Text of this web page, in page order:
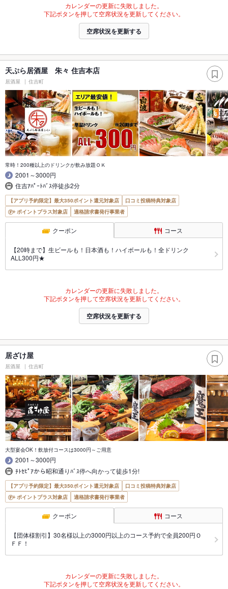
カレンダーの更新に失敗しました。
下記ボタンを押して空席状況を更新してください。
空席状況を更新する
天ぷら居酒屋 朱々 住吉本店
居酒屋 住吉町
常時！200種以上のドリンクが飲み放題ＯＫ
2001～3000円
住吉ｱﾊﾟｰﾄﾊﾞｽ停徒歩2分
【アプリ予約限定】最大350ポイント還元対象店
口コミ投稿特典対象店
ポイントプラス対象店
適格請求書発行事業者
クーポン コース
【20時まで】生ビールも！日本酒も！ハイボールも！全ドリンク
ALL300円★
カレンダーの更新に失敗しました。
下記ボタンを押して空席状況を更新してください。
空席状況を更新する
居ざけ屋
居酒屋 住吉町
大型宴会OK！飲放付コースは3000円～ご用意
2001～3000円
ﾁﾄｾﾋﾟｱから昭和通りﾊﾞｽ停へ向かって徒歩1分!
【アプリ予約限定】最大350ポイント還元対象店
口コミ投稿特典対象店
ポイントプラス対象店
適格請求書発行事業者
クーポン コース
【団体様割引】30名様以上の3000円以上のコース予約で全員200円Ｏ
ＦＦ！
カレンダーの更新に失敗しました。
下記ボタンを押して空席状況を更新してください。